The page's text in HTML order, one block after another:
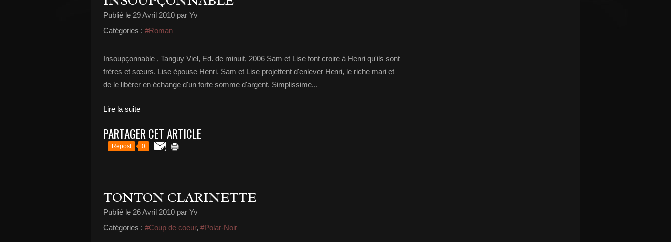
Publié le 29 Avril 2010 par Yv
Catégories : #Roman
Insoupçonnable , Tanguy Viel, Ed. de minuit, 2006 Sam et Lise font croire à Henri qu'ils sont
frères et sœurs. Lise épouse Henri. Sam et Lise projettent d'enlever Henri, le riche mari et
de le libérer en échange d'un forte somme d'argent. Simplissime...
Lire la suite
PARTAGER CET ARTICLE
Repost 0
TONTON CLARINETTE
Publié le 26 Avril 2010 par Yv
Catégories : #Coup de coeur, #Polar-Noir